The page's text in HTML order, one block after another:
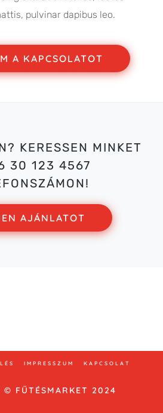
pulvinar dapibus leo.
A KAPCSOLATOT
KERESSEN MINKET
30 123 4567
AJÁNLATOT
IMPRESSZUM KAPCSOLAT
© FŰTÉSMARKET 2024